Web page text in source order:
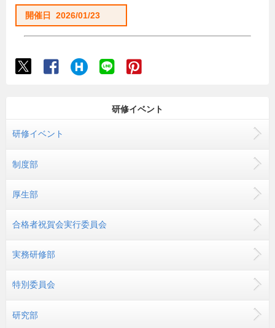
開催日 2026/01/23
研修イベント
研修イベント
制度部
厚生部
合格者祝賀会実行委員会
実務研修部
特別委員会
研究部